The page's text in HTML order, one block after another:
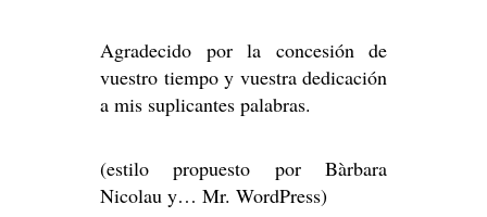
Agradecido por la concesión de
vuestro tiempo y vuestra dedicación
a mis suplicantes palabras.
(estilo propuesto por Bàrbara
Nicolau y… Mr. WordPress)